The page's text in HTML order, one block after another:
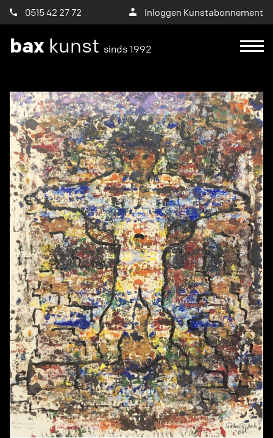
0515 42 27 72 Inloggen Kunstabonnement
bax kunst sinds 1992